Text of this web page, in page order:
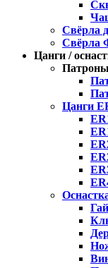
Свёрла
Свёрла
Цанги /
Патроны
Цанги